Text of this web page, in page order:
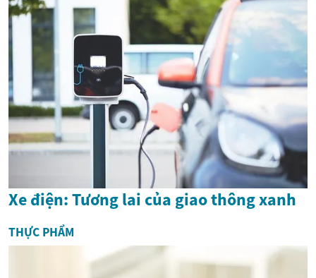
Xe điện: Tương lai của giao thông xanh
THỰC PHẨM